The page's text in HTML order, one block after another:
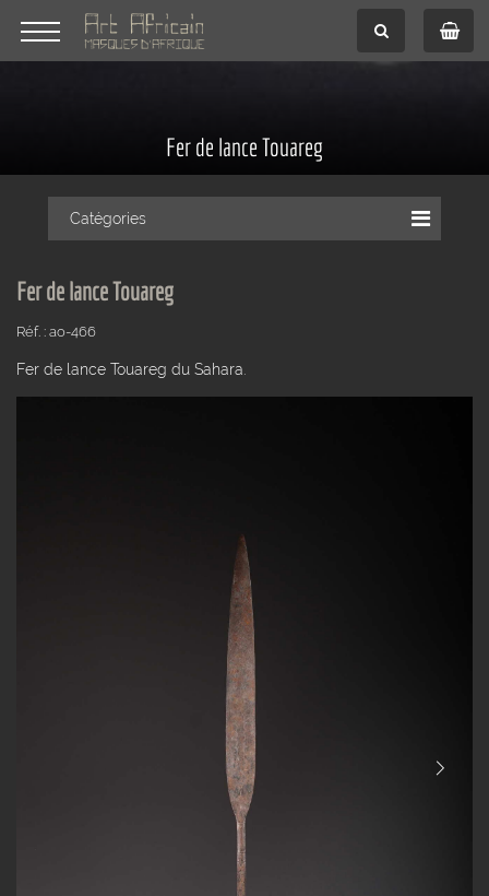
Fer de lance Touareg
Catégories
Fer de lance Touareg
Réf. : ao-466
Fer de lance Touareg du Sahara.